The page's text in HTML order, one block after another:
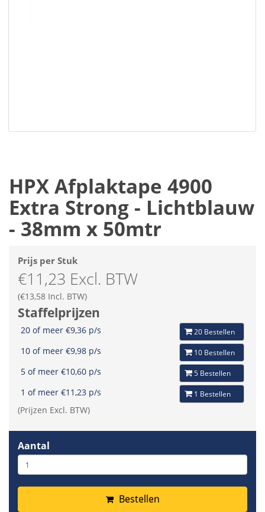
HPX Afplaktape 4900
Extra Strong - Lichtblauw
- 38mm x 50mtr
Prijs per Stuk
€11,23 Excl. BTW
(€13,58 Incl. BTW)
Staffelprijzen
20 of meer €9,36 p/s 20 Bestellen
10 of meer €9,98 p/s 10 Bestellen
5 of meer €10,60 p/s 5 Bestellen
1 of meer €11,23 p/s 1 Bestellen
(Prijzen Excl. BTW)
Aantal
Bestellen